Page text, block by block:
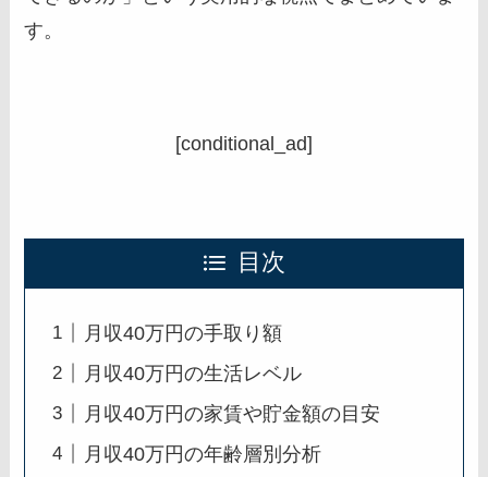
す。
[conditional_ad]
目次
月収40万円の手取り額
月収40万円の生活レベル
月収40万円の家賃や貯金額の目安
月収40万円の年齢層別分析